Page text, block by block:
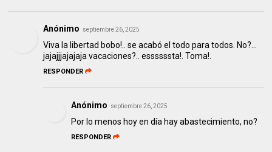
Anónimo septiembre 26, 2025
Viva la libertad bobo!.. se acabó el todo para todos. No?…
jajajjjajajaja vacaciones?.. essssssta!. Toma!.
RESPONDER
Anónimo septiembre 26, 2025
Por lo menos hoy en día hay abastecimiento, no?
RESPONDER